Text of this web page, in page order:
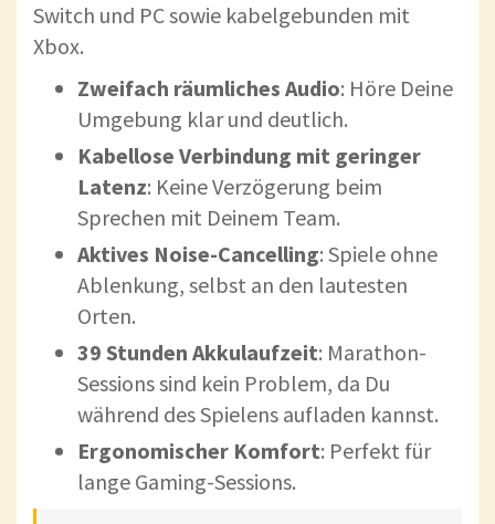
Switch und PC sowie kabelgebunden mit
Xbox.
Zweifach räumliches Audio: Höre Deine
Umgebung klar und deutlich.
Kabellose Verbindung mit geringer
Latenz: Keine Verzögerung beim
Sprechen mit Deinem Team.
Aktives Noise-Cancelling: Spiele ohne
Ablenkung, selbst an den lautesten
Orten.
39 Stunden Akkulaufzeit: Marathon-
Sessions sind kein Problem, da Du
während des Spielens aufladen kannst.
Ergonomischer Komfort: Perfekt für
lange Gaming-Sessions.